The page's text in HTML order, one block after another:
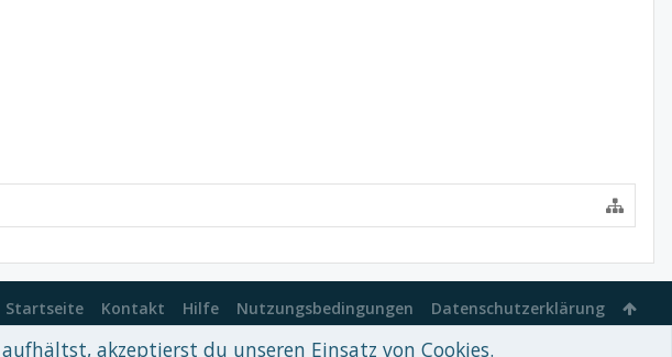
Startseite Kontakt Hilfe Nutzungsbedingungen Datenschutzerklärung
akzeptierst du unseren Einsatz von Cookies.